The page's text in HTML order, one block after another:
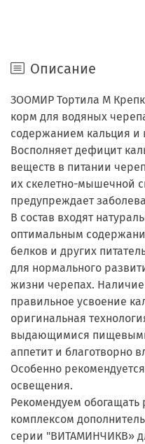
Описание
ЗООМИР Тортила М
корм для водяных
содержанием кальция и
Восполняет дефицит
веществ в питании
их скелетно-мышечной
предупреждает
В состав входят
оптимальным
белков и других
для нормального
жизни черепах.
правильное усвоение
оригинальная
выдающимися
аппетит и благотворно
Особенно
освещения.
Рекомендуем
комплексом
серии "ВИТАМИНЧИКВ»